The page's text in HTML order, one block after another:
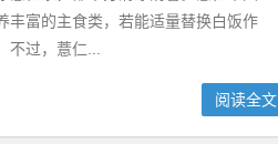
丰富的主食类，若能适量替换白饭作
过，薏仁...
阅读全文